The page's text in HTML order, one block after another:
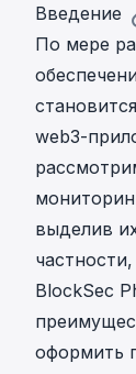
Введение
По мере
web3-
выделив
BlockSec
оформить